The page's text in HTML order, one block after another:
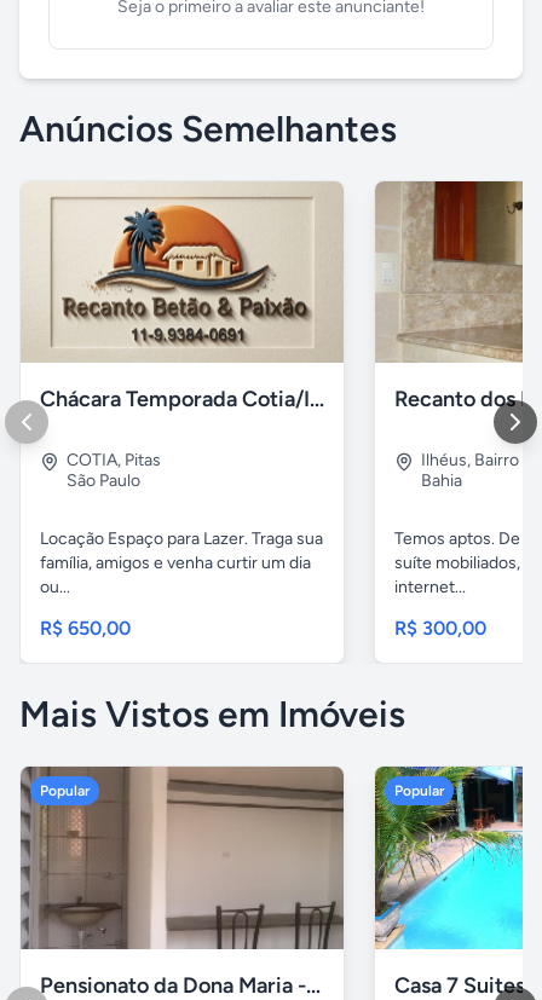
Seja o primeiro a avaliar este anunciante!
Anúncios Semelhantes
Chácara Temporada Cotia/Itapevi
COTIA, Pitas
São Paulo
Locação Espaço para Lazer. Traga sua
família, amigos e venha curtir um dia
ou...
R$ 650,00
Recanto dos
Ilhéus, Bairro
Bahia
Temos aptos. De
suíte mobiliados,
internet...
R$ 300,00
Mais Vistos em Imóveis
Popular
Pensionato da Dona Maria - Uberlândia/MG
Popular